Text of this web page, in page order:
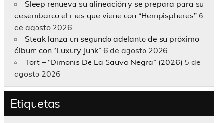
Sleep renueva su alineación y se prepara para su
desembarco el mes que viene con “Hempispheres” 6
de agosto 2026
Steak lanza un segundo adelanto de su próximo
álbum con “Luxury Junk” 6 de agosto 2026
Tort – “Dimonis De La Sauva Negra” (2026) 5 de
agosto 2026
Etiquetas